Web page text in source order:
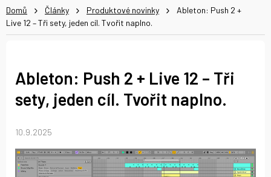
Domů Články Produktové novinky
Ableton: Push 2 +
Live 12 – Tři sety, jeden cíl. Tvořit naplno.
Ableton: Push 2 + Live 12 – Tři
sety, jeden cíl. Tvořit naplno.
10.9.2025